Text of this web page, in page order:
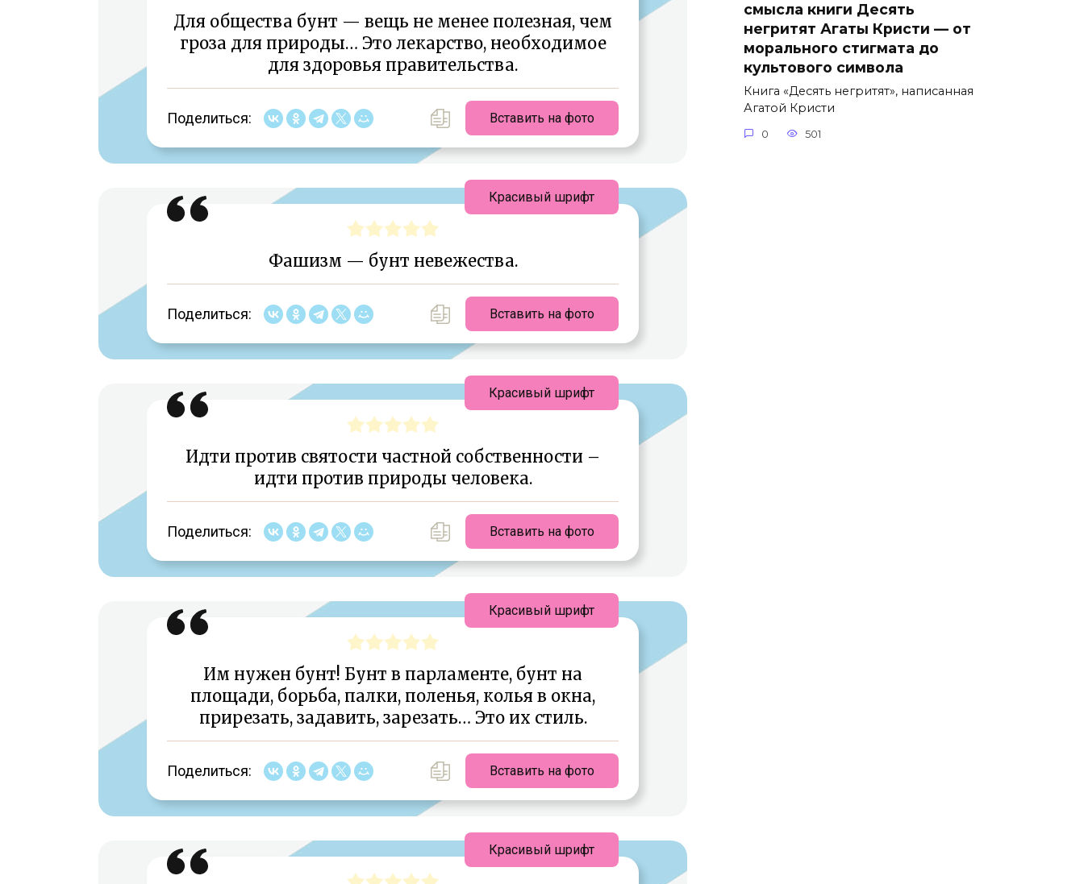
Для общества бунт — вещь не менее полезная, чем
гроза для природы… Это лекарство, необходимое
для здоровья правительства.
Поделиться: Вставить на фото
Фашизм — бунт невежества.
Поделиться: Вставить на фото
Красивый шрифт
Идти против святости частной собственности –
идти против природы человека.
Поделиться: Вставить на фото
Красивый шрифт
Им нужен бунт! Бунт в парламенте, бунт на
площади, борьба, палки, поленья, колья в окна,
прирезать, задавить, зарезать… Это их стиль.
Поделиться: Вставить на фото
Красивый шрифт
Красивый шрифт
смысла книги Десять
негритят Агаты Кристи — от
морального стигмата до
культового символа
Книга «Десять негритят», написанная
Агатой Кристи
0 501